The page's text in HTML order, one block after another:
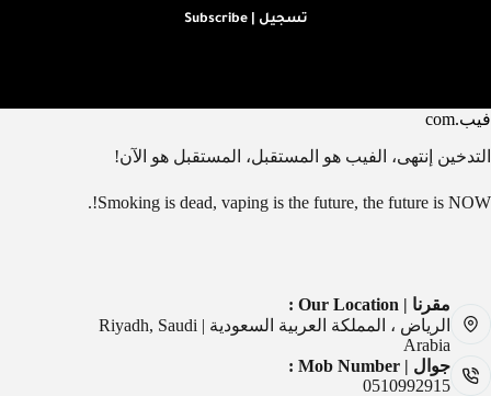
تسجيل | Subscribe
فيب.com
التدخين إنتهى، الفيب هو المستقبل، المستقبل هو الآن!
Smoking is dead, vaping is the future, the future is NOW!.
مقرنا | Our Location :
الرياض ، المملكة العربية السعودية | Riyadh, Saudi
Arabia
جوال | Mob Number :
0510992915